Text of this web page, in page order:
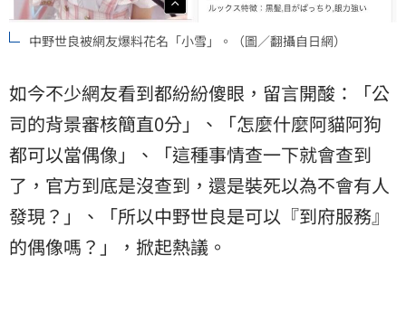
中野世良被網友爆料花名「小雪」。（圖／翻攝自日網）
如今不少網友看到都紛紛傻眼，留言開酸：「公
司的背景審核簡直0分」、「怎麼什麼阿貓阿狗
都可以當偶像」、「這種事情查一下就會查到
了，官方到底是沒查到，還是裝死以為不會有人
發現？」、「所以中野世良是可以『到府服務』
的偶像嗎？」，掀起熱議。